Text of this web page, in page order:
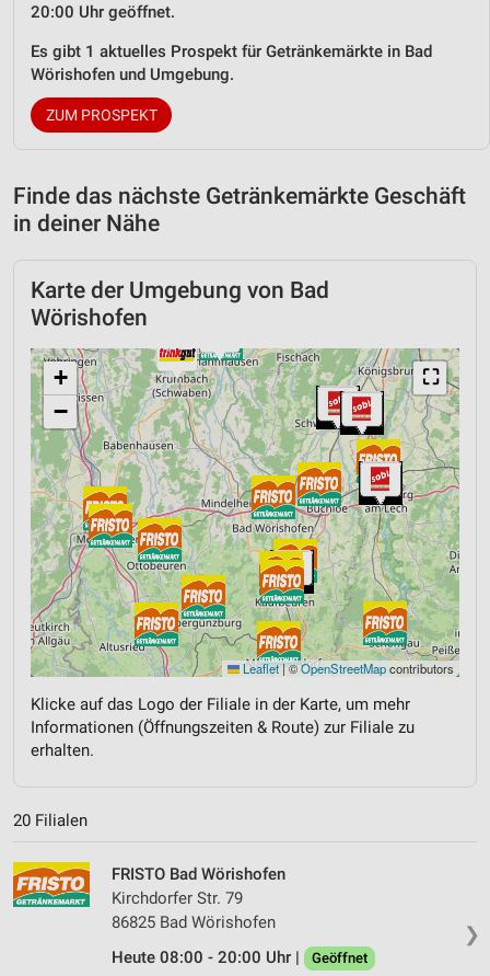
20:00 Uhr geöffnet.
Es gibt 1 aktuelles Prospekt für Getränkemärkte in Bad
Wörishofen und Umgebung.
ZUM PROSPEKT
Finde das nächste Getränkemärkte Geschäft
in deiner Nähe
Karte der Umgebung von Bad
Wörishofen
⛶
+
−
Leaflet|©OpenStreetMapcontributors
Klicke auf das Logo der Filiale in der Karte, um mehr
Informationen (Öffnungszeiten & Route) zur Filiale zu
erhalten.
20 Filialen
❯
FRISTO Bad Wörishofen
Kirchdorfer Str. 79
86825 Bad Wörishofen
Heute 08:00 - 20:00 Uhr |
Geöffnet